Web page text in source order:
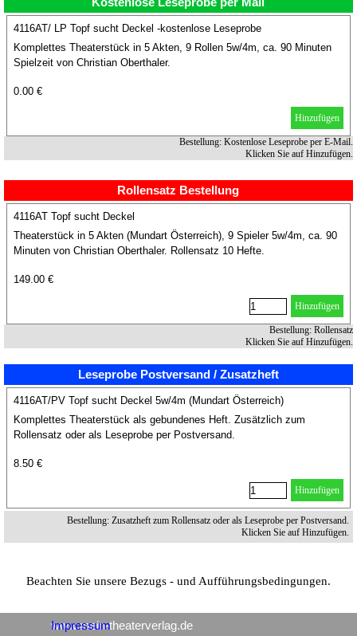
4116AT/ LP Topf sucht Deckel -kostenlose Leseprobe
Komplettes Theaterstück in 5 Akten, 9 Rollen 5w/4m, ca. 90 Minuten
Spielzeit von Christian Oberthaler.
0.00 €
Hinzufügen
Bestellung: Kostenlose Leseprobe per E-Mail.
Klicken Sie auf Hinzufügen.
Rollensatz Bestellung
4116AT Topf sucht Deckel
Theaterstück in 5 Akten (Mundart Österreich), 9 Spieler 5w/4m, ca. 90
Minuten von Christian Oberthaler. Rollensatz 10 Hefte.
149.00 €
Hinzufügen
Bestellung: Rollensatz
Klicken Sie auf Hinzufügen.
Leseprobe Postversand / Zusatzheft
4116AT/PV Topf sucht Deckel 5w/4m (Mundart Österreich)
Komplettes Theaterstück als gebundenes Heft. Zusätzlich zum
Rollensatz oder als Leseprobe per Postversand.
8.50 €
Hinzufügen
Bestellung: Zusatzheft zum Rollensatz oder als Leseprobe per Postversand.
Klicken Sie auf Hinzufügen.
Beachten Sie unsere Bezugs - und Aufführungsbedingungen.
www.mein-theaterverlag.de
Impressum